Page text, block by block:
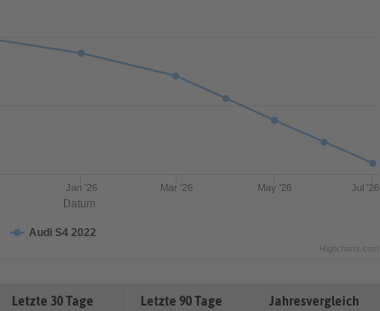
Datum
Audi S4 2022
Jan '26 Mar '26 May '26 Jul '26
Highcharts.com
Letzte 30 Tage Letzte 90 Tage Jahresvergleich